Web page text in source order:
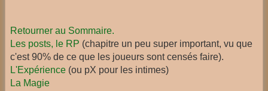
Retourner au Sommaire.
Les posts, le RP (chapitre un peu super important, vu que
c'est 90% de ce que les joueurs sont censés faire).
L'Expérience (ou pX pour les intimes)
La Magie